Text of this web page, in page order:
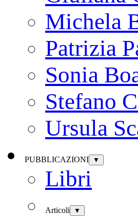
Michela
Patrizia
Sonia
Stefano
Ursula
PUBBLICAZIONI ▼
Libri
Articoli ▼